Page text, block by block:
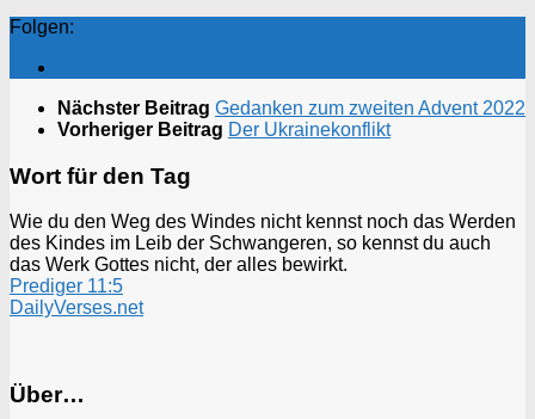
Folgen:
Nächster Beitrag Gedanken zum zweiten Advent 2022
Vorheriger Beitrag Der Ukrainekonflikt
Wort für den Tag
Wie du den Weg des Windes nicht kennst noch das Werden
des Kindes im Leib der Schwangeren, so kennst du auch
das Werk Gottes nicht, der alles bewirkt.
Prediger 11:5
DailyVerses.net
Über…